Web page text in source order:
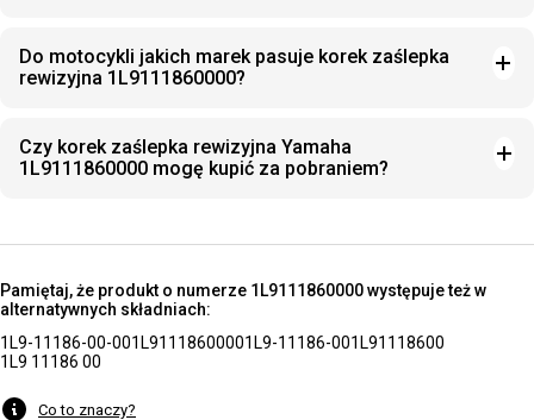
Do motocykli jakich marek pasuje korek zaślepka
rewizyjna 1L9111860000?
Czy korek zaślepka rewizyjna Yamaha
1L9111860000 mogę kupić za pobraniem?
Pamiętaj, że produkt o numerze 1L9111860000 występuje też w
alternatywnych składniach:
1L9-11186-00-001L91118600001L9-11186-001L91118600
1L9 11186 00
Co to znaczy?